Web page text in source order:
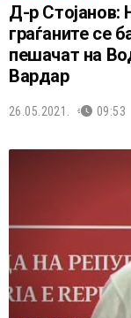
Д-р Стојанов:
граѓаните се
пешачат на
Вардар
26.05.2021. 09:53